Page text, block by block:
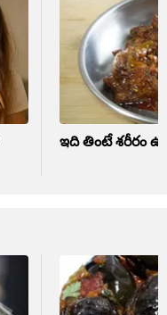
ఇది తింటే శరీరం